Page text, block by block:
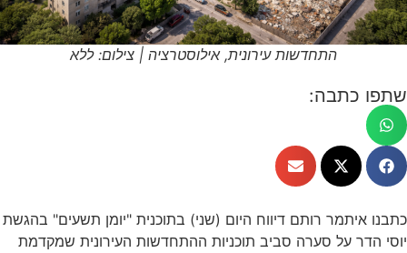
התחדשות עירונית, אילוסטרציה | צילום: ללא
שתפו כתבה:
כתבנו איתמר רותם דיווח היום (שני) בתוכנית "יומן תשעים" בהגשת
יוסי הדר על סערה סביב תוכניות ההתחדשות העירונית שמקדמת